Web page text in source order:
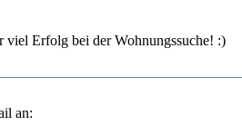
viel Erfolg bei der Wohnungssuche! :)
an: